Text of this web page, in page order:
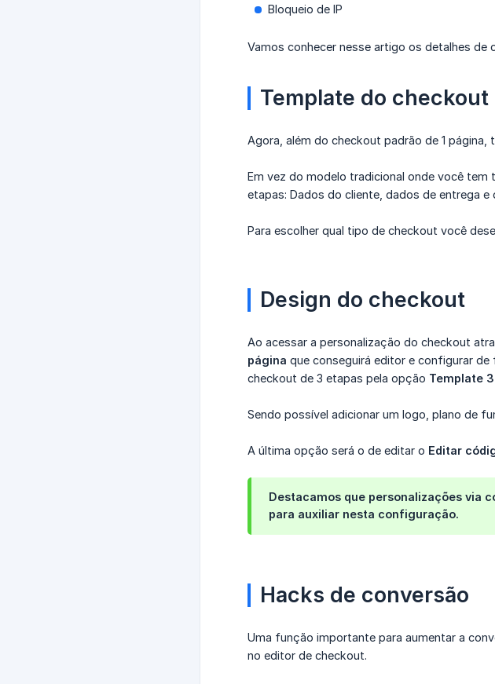
Bloqueio de IP
Vamos conhecer nesse artigo os detalhes de
Template do checkout
Agora, além do checkout padrão de 1
Em vez do modelo tradicional onde você
etapas: Dados do cliente, dados de entrega e
Para escolher qual tipo de checkout você
Design do checkout
Ao acessar a personalização do checkout
página que conseguirá editor e configurar
checkout de 3 etapas pela opção Template
Sendo possível adicionar um logo, plano de
A última opção será o de editar o Editar
Destacamos que personalizações via
para auxiliar nesta configuração.
Hacks de conversão
Uma função importante para aumentar a
no editor de checkout.